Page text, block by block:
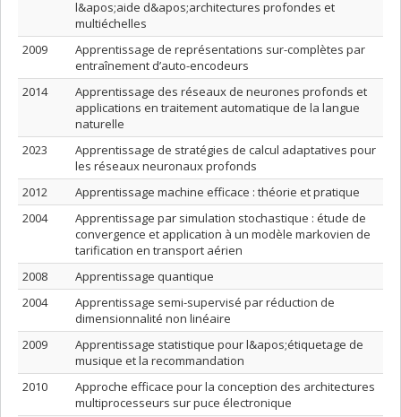
l&apos;aide d&apos;architectures profondes et
multiéchelles
2009
Apprentissage de représentations sur-complètes par
entraînement d’auto-encodeurs
2014
Apprentissage des réseaux de neurones profonds et
applications en traitement automatique de la langue
naturelle
2023
Apprentissage de stratégies de calcul adaptatives pour
les réseaux neuronaux profonds
2012
Apprentissage machine efficace : théorie et pratique
2004
Apprentissage par simulation stochastique : étude de
convergence et application à un modèle markovien de
tarification en transport aérien
2008
Apprentissage quantique
2004
Apprentissage semi-supervisé par réduction de
dimensionnalité non linéaire
2009
Apprentissage statistique pour l&apos;étiquetage de
musique et la recommandation
2010
Approche efficace pour la conception des architectures
multiprocesseurs sur puce électronique